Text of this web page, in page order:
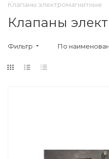
Клапаны электромагнитные
Клапаны
Фильтр По